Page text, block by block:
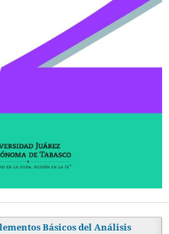
Básicos del Análisis